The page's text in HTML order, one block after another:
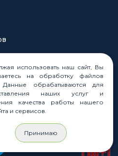
сайта
использовать наш сайт, Вы
на обработку файлов
Данные обрабатываются для
наших услуг и
качества работы нашего
и сервисов.
Принимаю